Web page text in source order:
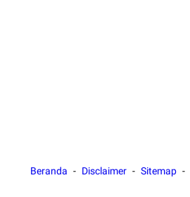
Beranda Disclaimer Sitemap